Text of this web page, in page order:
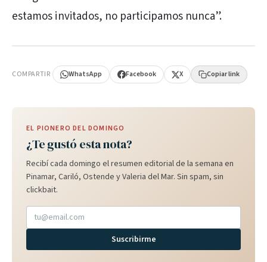
estamos invitados, no participamos nunca”.
COMPARTIR WhatsApp Facebook X Copiar link
EL PIONERO DEL DOMINGO
¿Te gustó esta nota?
Recibí cada domingo el resumen editorial de la semana en
Pinamar, Cariló, Ostende y Valeria del Mar. Sin spam, sin
clickbait.
Suscribirme